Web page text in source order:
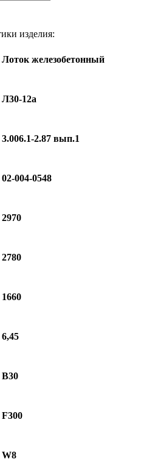
изделия:
Лоток железобетонный
Л30-12а
3.006.1-2.87 вып.1
02-004-0548
2970
2780
1660
6,45
B30
F300
W8